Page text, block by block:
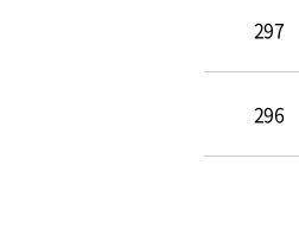
297
296